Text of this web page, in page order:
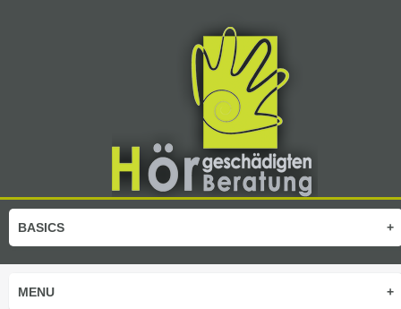
+
BASICS
+
MENU